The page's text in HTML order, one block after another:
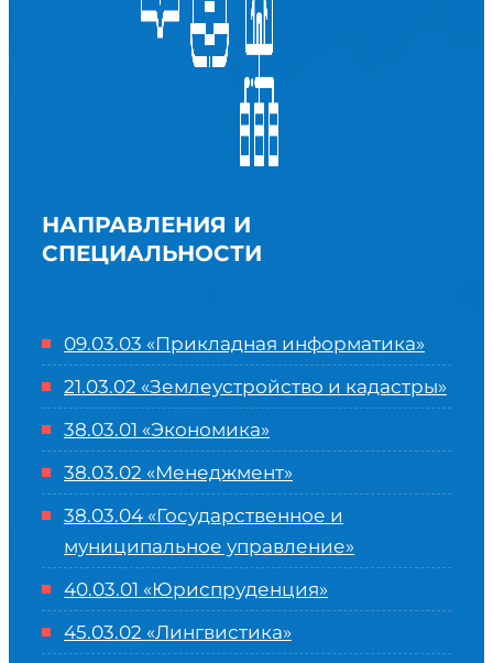
НАПРАВЛЕНИЯ И
СПЕЦИАЛЬНОСТИ
09.03.03 «Прикладная информатика»
21.03.02 «Землеустройство и кадастры»
38.03.01 «Экономика»
38.03.02 «Менеджмент»
38.03.04 «Государственное и
муниципальное управление»
40.03.01 «Юриспруденция»
45.03.02 «Лингвистика»